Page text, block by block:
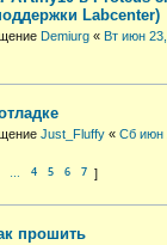
Labcenter)
Demiurg « Вт июн
Just_Fluffy « Сб июн
4 5 6 7
прошить